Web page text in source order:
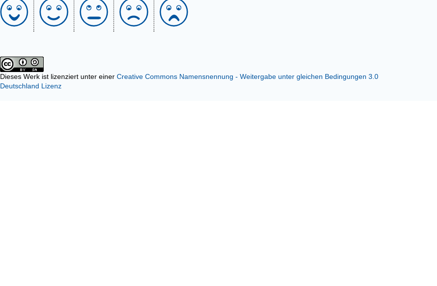
Dieses Werk ist lizenziert unter einer Creative Commons Namensnennung - Weitergabe unter gleichen Bedingungen 3.0
Deutschland Lizenz